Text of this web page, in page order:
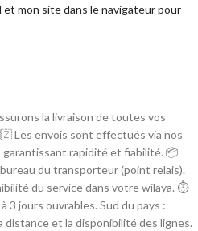
et mon site dans le navigateur pour
la livraison de toutes vos
Les envois sont effectués via nos
rapidité et fiabilité. 📦
du transporteur (point relais).
du service dans votre wilaya. ⏱
3 jours ouvrables. Sud du pays :
distance et la disponibilité des lignes.